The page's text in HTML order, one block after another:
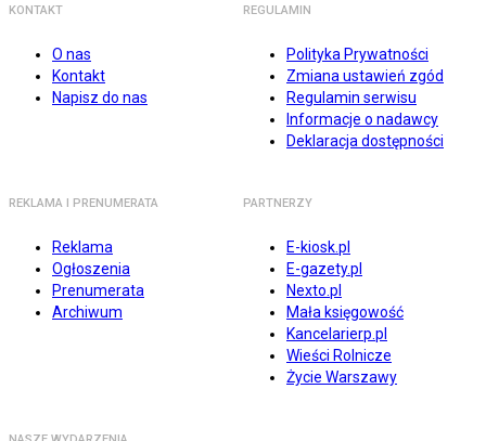
KONTAKT
O nas
Kontakt
Napisz do nas
REGULAMIN
Polityka Prywatności
Zmiana ustawień zgód
Regulamin serwisu
Informacje o nadawcy
Deklaracja dostępności
REKLAMA I PRENUMERATA
Reklama
Ogłoszenia
Prenumerata
Archiwum
PARTNERZY
E-kiosk.pl
E-gazety.pl
Nexto.pl
Mała księgowość
Kancelarierp.pl
Wieści Rolnicze
Życie Warszawy